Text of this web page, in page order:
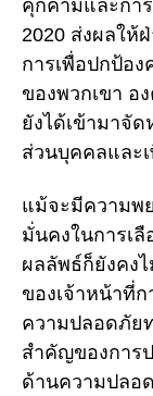
คุกคามและกา
2020 ส่งผลให้
การเพื่อปกป้อ
ของพวกเขา อ
ยังได้เข้ามาจั
ส่วนบุคคลและ
แม้จะมีความพ
มั่นคงในการเ
ผลลัพธ์ก็ยังคง
ของเจ้าหน้าที่
ความปลอดภัย
สำคัญของการ
ด้านความปลอ